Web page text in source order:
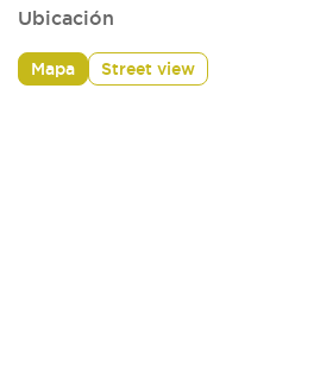
Ubicación
Mapa Street view